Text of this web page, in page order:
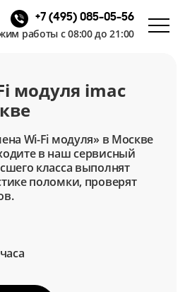
+7 (495) 085-05-56
работы с 08:00 до 21:00
модуля imac
Wi-Fi модуля» в Москве
в наш сервисный
класса выполнят
поломки, проверят